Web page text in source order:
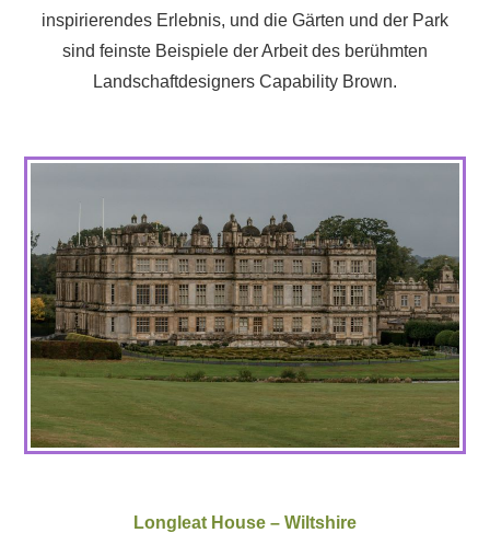
inspirierendes Erlebnis, und die Gärten und der Park
sind feinste Beispiele der Arbeit des berühmten
Landschaftdesigners Capability Brown.
Longleat House – Wiltshire